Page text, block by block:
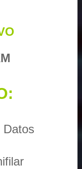
Datos